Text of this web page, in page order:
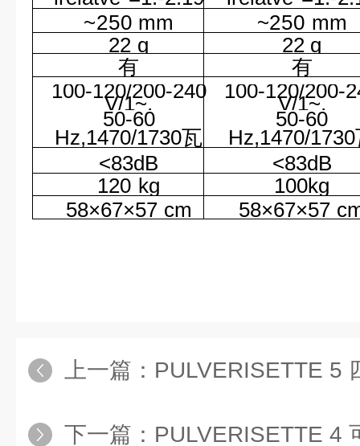
~250 mm ~250 mm
22 g 22 g
有
有
100-120/200-240
V/1~,
50-60
Hz,1470/1730瓦
100-120/200-
V/1~,
50-60
Hz,1470/
<83dB
<83dB
120 kg
100kg
58×67×57 cm 58×67×57
上一篇： PULVERISETTE 5
下一篇： PULVERISETTE 4 可